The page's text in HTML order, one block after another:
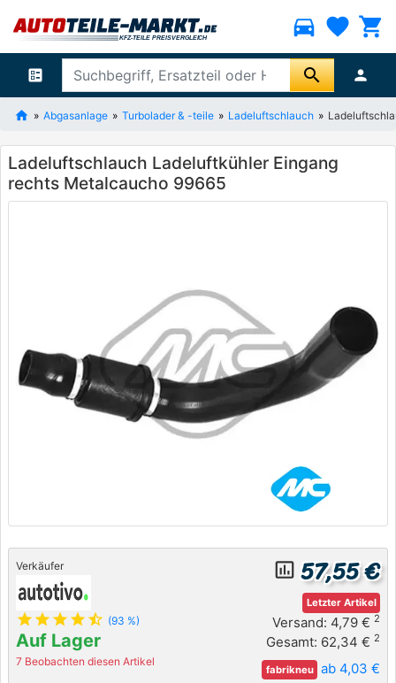
directions_car favorite shopping_cart
ballot search person
Abgasanlage Turbolader & -teile Ladeluftschlauch
Ladeluftschlauch Ladeluftkühler Eingang
rechts Metalcaucho 99665
Verkäufer
star star star star star_half (93 %)
Auf Lager
7 Beobachten diesen Artikel
insert_chart_outlined 57,55 €
Letzter Artikel
Versand: 4,79 € 2
Gesamt: 62,34 € 2
fabrikneu ab 4,03 €